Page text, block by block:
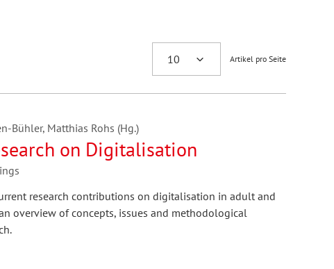
Artikel pro Seite
Bühler, Matthias Rohs (Hg.)
on Digitalisation
research contributions on digitalisation in adult and
overview of concepts, issues and methodological